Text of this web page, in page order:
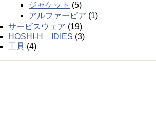
ジャケット (5)
アルファーピア (1)
サービスウェア (19)
HOSHI-H IDIES (3)
工具 (4)